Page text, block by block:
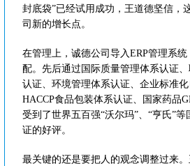
封底袋”已经试用成功，王道德坚信，
司新的增长点。
在管理上，诚德公司导入ERP管理系
配。先后通过国际质量管理体系认证
认证、环境管理体系认证、企业标准化
HACCP食品包装体系认证、国家药品
受到了世界五百强“沃尔玛”、“亨氏”
证的好评。
最关键的还是要把人的观念调整过来